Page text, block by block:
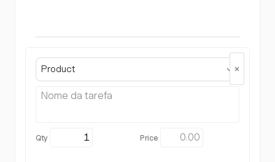
Product